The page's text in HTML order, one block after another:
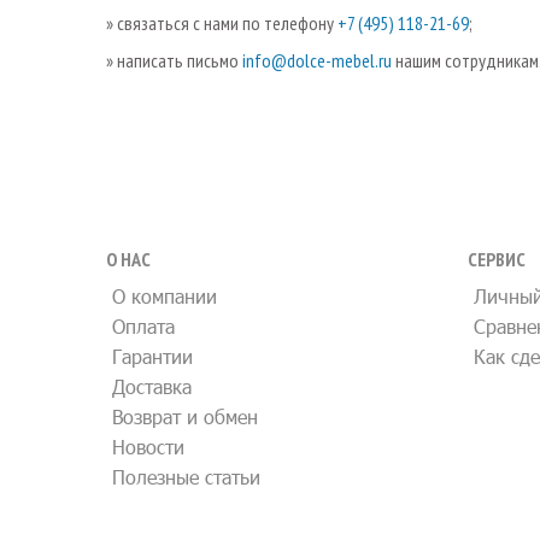
» связаться с нами по телефону +7 (495) 118-21-69;
» написать письмо info@dolce-mebel.ru нашим
О НАС
О компании
Оплата
Гарантии
Доставка
Возврат и обмен
Новости
Полезные статьи
СЕРВИС
Как